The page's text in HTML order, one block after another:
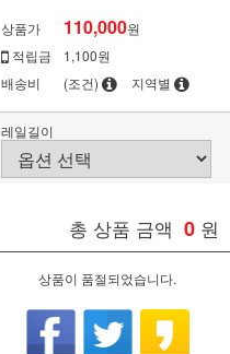
상품가 110,000원
적립금
1,100원
배송비
(조건) 지역별
레일길이
총 상품 금액 0 원
상품이 품절되었습니다.